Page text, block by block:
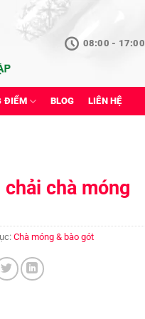
08:00 - 17:00
ĐIỂM BLOG LIÊN HỆ
chải chà móng
Chà móng & bào gót